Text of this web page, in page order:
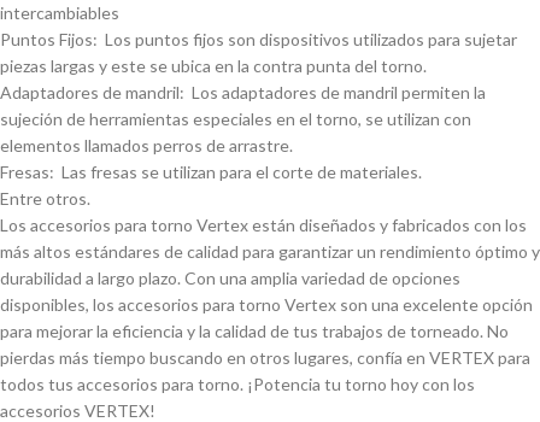
intercambiables
Puntos Fijos: Los puntos fijos son dispositivos utilizados para sujetar
piezas largas y este se ubica en la contra punta del torno.
Adaptadores de mandril: Los adaptadores de mandril permiten la
sujeción de herramientas especiales en el torno, se utilizan con
elementos llamados perros de arrastre.
Fresas: Las fresas se utilizan para el corte de materiales.
Entre otros.
Los accesorios para torno Vertex están diseñados y fabricados con los
más altos estándares de calidad para garantizar un rendimiento óptimo y
durabilidad a largo plazo. Con una amplia variedad de opciones
disponibles, los accesorios para torno Vertex son una excelente opción
para mejorar la eficiencia y la calidad de tus trabajos de torneado. No
pierdas más tiempo buscando en otros lugares, confí­a en VERTEX para
todos tus accesorios para torno. ¡Potencia tu torno hoy con los
accesorios VERTEX!